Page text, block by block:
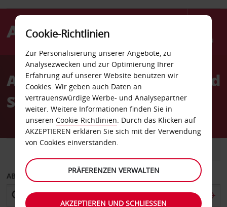
Menü
AvisAutovermietung Dortmund
Stadtzentrum West
ABHOLEN VON
Cookie-Richtlinien
Zur Personalisierung unserer Angebote, zu
Analysezwecken und zur Optimierung Ihrer
Erfahrung auf unserer Website benutzen wir
Cookies. Wir geben auch Daten an
vertrauenswürdige Werbe- und Analysepartner
weiter. Weitere Informationen finden Sie in
unseren Cookie-Richtlinien. Durch das Klicken auf
AKZEPTIEREN erklären Sie sich mit der Verwendung
von Cookies einverstanden.
PRÄFERENZEN VERWALTEN
AKZEPTIEREN UND SCHLIESSEN